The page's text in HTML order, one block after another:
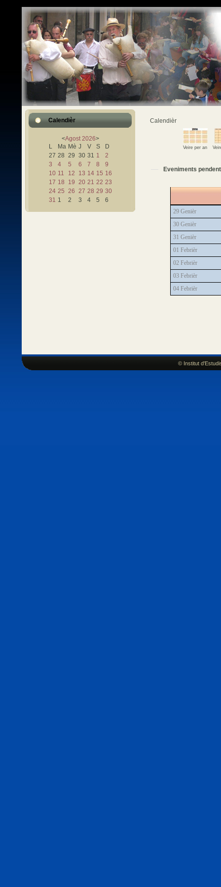
Calendièr
<Agost 2026>
L
Ma Mè J V S
D
27 28 29 30 31 1
2
3
4 5 6 7 8
9
10 11 12 13 14 15 16
17 18 19 20 21 22 23
24 25 26 27 28 29 30
31 1 2 3 4 5 6
Calendièr
Veire per an
Eveniments
29 Genièr
30 Genièr
31 Genièr
01 Febrièr
02 Febrièr
03 Febrièr
04 Febrièr
© Institut